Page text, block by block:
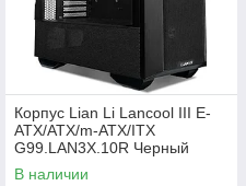
Корпус Lian Li Lancool III E-
ATX/ATX/m-ATX/ITX
G99.LAN3X.10R Черный
В наличии